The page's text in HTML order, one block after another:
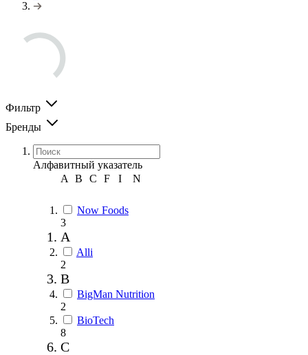
Фильтр
Бренды
Алфавитный указатель
A
B C F I N
Now Foods
3
A
Alli
2
B
BigMan Nutrition
2
BioTech
8
C